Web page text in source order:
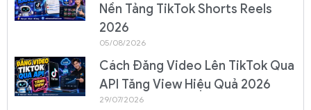
Nền Tảng TikTok Shorts Reels
2026
05/08/2026
Cách Đăng Video Lên TikTok Qua
API Tăng View Hiệu Quả 2026
29/07/2026